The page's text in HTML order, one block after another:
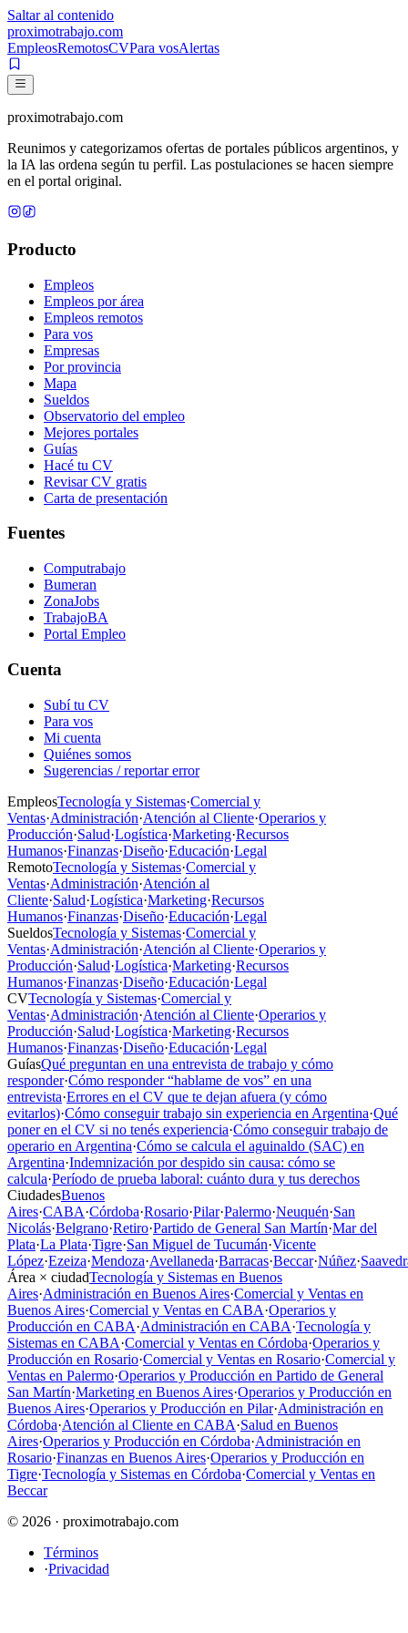
Saltar al contenido
proximotrabajo.com
EmpleosRemotosCVPara vosAlertas
proximotrabajo.com
Reunimos y categorizamos ofertas de portales públicos argentinos, y
la IA las ordena según tu perfil. Las postulaciones se hacen siempre
en el portal original.
Producto
Empleos
Empleos por área
Empleos remotos
Para vos
Empresas
Por provincia
Mapa
Sueldos
Observatorio del empleo
Mejores portales
Guías
Hacé tu CV
Revisar CV gratis
Carta de presentación
Fuentes
Computrabajo
Bumeran
ZonaJobs
TrabajoBA
Portal Empleo
Cuenta
Subí tu CV
Para vos
Mi cuenta
Quiénes somos
Sugerencias / reportar error
EmpleosTecnología y Sistemas·Comercial y
Ventas·Administración·Atención al Cliente·Operarios y
Producción·Salud·Logística·Marketing·Recursos
Humanos·Finanzas·Diseño·Educación·Legal
RemotoTecnología y Sistemas·Comercial y
Ventas·Administración·Atención al
Cliente·Salud·Logística·Marketing·Recursos
Humanos·Finanzas·Diseño·Educación·Legal
SueldosTecnología y Sistemas·Comercial y
Ventas·Administración·Atención al Cliente·Operarios y
Producción·Salud·Logística·Marketing·Recursos
Humanos·Finanzas·Diseño·Educación·Legal
CVTecnología y Sistemas·Comercial y
Ventas·Administración·Atención al Cliente·Operarios y
Producción·Salud·Logística·Marketing·Recursos
Humanos·Finanzas·Diseño·Educación·Legal
GuíasQué preguntan en una entrevista de trabajo y cómo
responder·Cómo responder “hablame de vos” en una
entrevista·Errores en el CV que te dejan afuera (y cómo
evitarlos)·Cómo conseguir trabajo sin experiencia en Argentina·Qué
poner en el CV si no tenés experiencia·Cómo conseguir trabajo de
operario en Argentina·Cómo se calcula el aguinaldo (SAC) en
Argentina·Indemnización por despido sin causa: cómo se
calcula·Período de prueba laboral: cuánto dura y tus derechos
CiudadesBuenos
Aires·CABA·Córdoba·Rosario·Pilar·Palermo·Neuquén·San
Nicolás·Belgrano·Retiro·Partido de General San Martín·Mar del
Plata·La Plata·Tigre·San Miguel de Tucumán·Vicente
López·Ezeiza·Mendoza·Avellaneda·Barracas·Beccar·Núñez·
Área × ciudadTecnología y Sistemas en Buenos
Aires·Administración en Buenos Aires·Comercial y Ventas en
Buenos Aires·Comercial y Ventas en CABA·Operarios y
Producción en CABA·Administración en CABA·Tecnología y
Sistemas en CABA·Comercial y Ventas en Córdoba·Operarios y
Producción en Rosario·Comercial y Ventas en Rosario·Comercial y
Ventas en Palermo·Operarios y Producción en Partido de General
San Martín·Marketing en Buenos Aires·Operarios y Producción en
Buenos Aires·Operarios y Producción en Pilar·Administración en
Córdoba·Atención al Cliente en CABA·Salud en Buenos
Aires·Operarios y Producción en Córdoba·Administración en
Rosario·Finanzas en Buenos Aires·Operarios y Producción en
Tigre·Tecnología y Sistemas en Córdoba·Comercial y Ventas en
Beccar
© 2026 · proximotrabajo.com
Términos
·Privacidad